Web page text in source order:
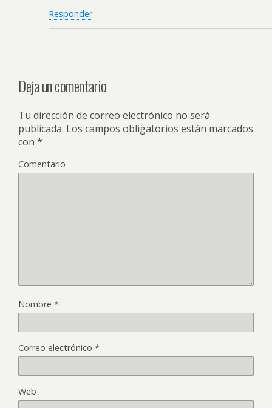
Responder
Deja un comentario
Tu dirección de correo electrónico no será
publicada. Los campos obligatorios están marcados
con *
Comentario
Nombre *
Correo electrónico *
Web